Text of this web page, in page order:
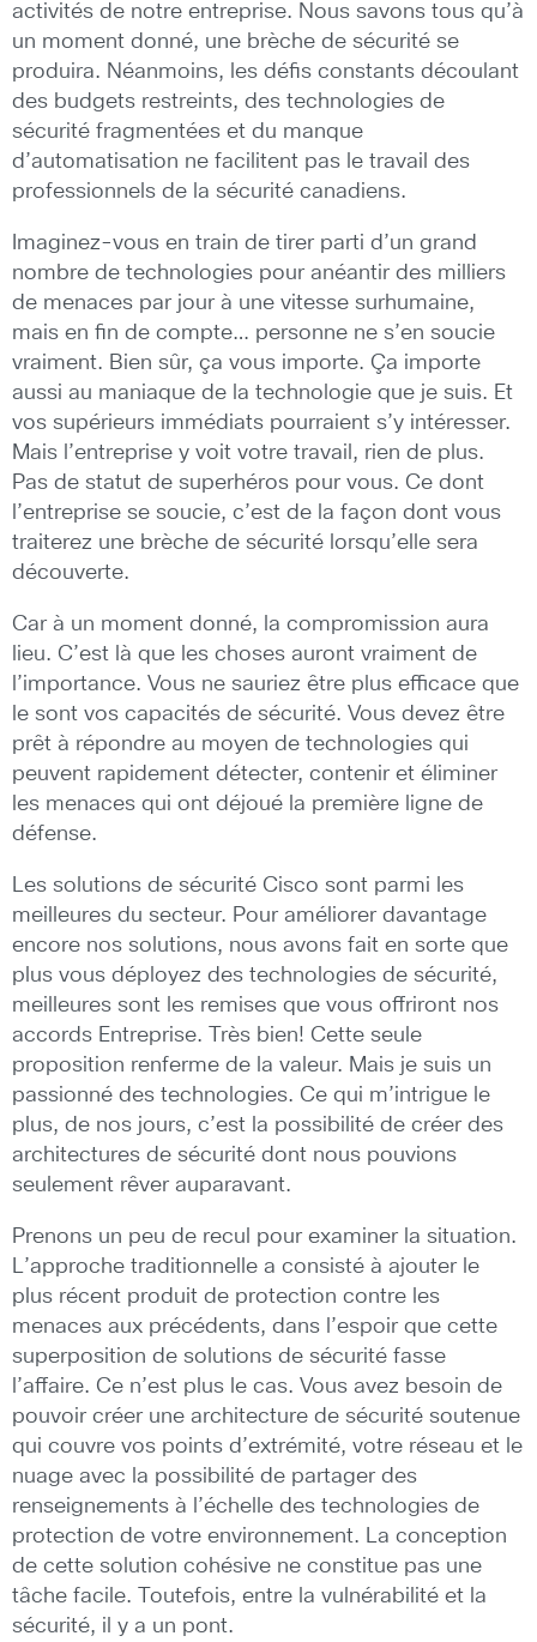
activités de notre entreprise. Nous savons tous qu’à
un moment donné, une brèche de sécurité se
produira. Néanmoins, les défis constants découlant
des budgets restreints, des technologies de
sécurité fragmentées et du manque
d’automatisation ne facilitent pas le travail des
professionnels de la sécurité canadiens.
Imaginez-vous en train de tirer parti d’un grand
nombre de technologies pour anéantir des milliers
de menaces par jour à une vitesse surhumaine,
mais en fin de compte… personne ne s’en soucie
vraiment. Bien sûr, ça vous importe. Ça importe
aussi au maniaque de la technologie que je suis. Et
vos supérieurs immédiats pourraient s’y intéresser.
Mais l’entreprise y voit votre travail, rien de plus.
Pas de statut de superhéros pour vous. Ce dont
l’entreprise se soucie, c’est de la façon dont vous
traiterez une brèche de sécurité lorsqu’elle sera
découverte.
Car à un moment donné, la compromission aura
lieu. C’est là que les choses auront vraiment de
l’importance. Vous ne sauriez être plus efficace que
le sont vos capacités de sécurité. Vous devez être
prêt à répondre au moyen de technologies qui
peuvent rapidement détecter, contenir et éliminer
les menaces qui ont déjoué la première ligne de
défense.
Les solutions de sécurité Cisco sont parmi les
meilleures du secteur. Pour améliorer davantage
encore nos solutions, nous avons fait en sorte que
plus vous déployez des technologies de sécurité,
meilleures sont les remises que vous offriront nos
accords Entreprise. Très bien! Cette seule
proposition renferme de la valeur. Mais je suis un
passionné des technologies. Ce qui m’intrigue le
plus, de nos jours, c’est la possibilité de créer des
architectures de sécurité dont nous pouvions
seulement rêver auparavant.
Prenons un peu de recul pour examiner la situation.
L’approche traditionnelle a consisté à ajouter le
plus récent produit de protection contre les
menaces aux précédents, dans l’espoir que cette
superposition de solutions de sécurité fasse
l’affaire. Ce n’est plus le cas. Vous avez besoin de
pouvoir créer une architecture de sécurité soutenue
qui couvre vos points d’extrémité, votre réseau et le
nuage avec la possibilité de partager des
renseignements à l’échelle des technologies de
protection de votre environnement. La conception
de cette solution cohésive ne constitue pas une
tâche facile. Toutefois, entre la vulnérabilité et la
sécurité, il y a un pont.